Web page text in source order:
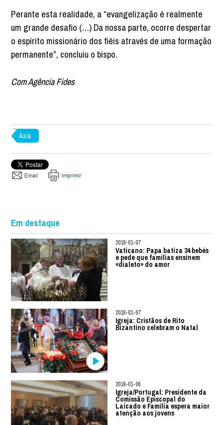
Perante esta realidade, a “evangelização é realmente
um grande desafio (…) Da nossa parte, ocorre despertar
o espírito missionário dos fiéis através de uma formação
permanente”, concluiu o bispo.
Com Agência Fides
Ásia
Em destaque
2018-01-07
Vaticano: Papa batiza 34 bebés
e pede que famílias ensinem
«dialeto» do amor
2018-01-07
Igreja: Cristãos de Rito
Bizantino celebram o Natal
2018-01-06
Igreja/Portugal: Presidente da
Comissão Episcopal do
Laicado e Família espera maior
atenção aos jovens